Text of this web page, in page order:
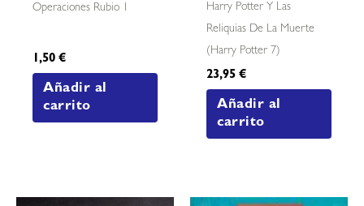
Operaciones Rubio 1
1,50€
Añadir al
carrito
Harry Potter Y Las
Reliquias De La Muerte
(harry Potter 7)
23,95€
Añadir al
carrito